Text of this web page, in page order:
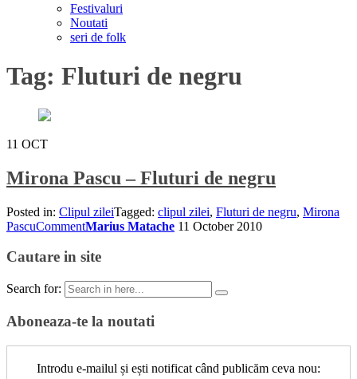
Festivaluri
Noutati
seri de folk
Tag: Fluturi de negru
11 OCT
Mirona Pascu – Fluturi de negru
Posted in: Clipul zileiTagged: clipul zilei, Fluturi de negru, Mirona
PascuCommentMarius Matache 11 October 2010
Cautare in site
Search for:
Aboneaza-te la noutati
Introdu e-mailul și ești notificat când publicăm ceva nou: